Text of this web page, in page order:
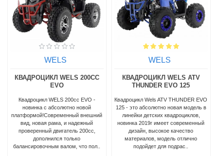
WELS
КВАДРОЦИКЛ WELS 200CC
EVO
Квадроцикл WELS 200cc EVO -
новинка с абсолютно новой
платформой!Современный внешний
вид, новая рама, и надежный
проверенный двигатель 200сс,
дополнился только
балансировочным валом, что пол..
WELS
КВАДРОЦИКЛ WELS ATV
THUNDER EVO 125
Квадроцикл Wels ATV THUNDER EVO
125 - это абсолютно новая модель в
линейки детских квадроциклов,
новинка 2019г имеет современный
дизайн, высокое качество
материалов, модель отлично
подойдет для подрас..